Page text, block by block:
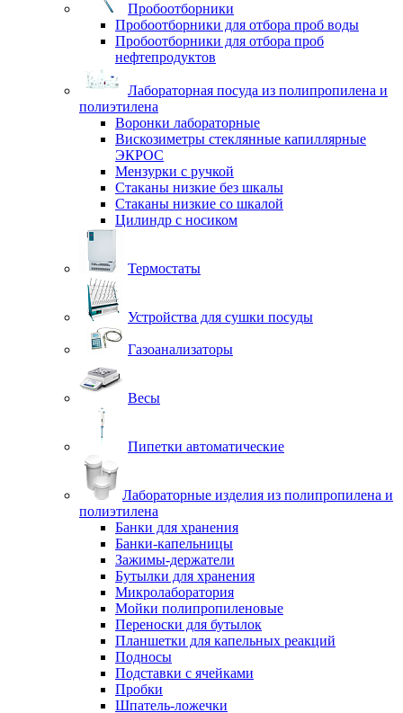
Пробоотборники
Пробоотборники для отбора проб воды
Пробоотборники для отбора проб
нефтепродуктов
Лабораторная посуда из полипропилена и
полиэтилена
Воронки лабораторные
Вискозиметры стеклянные капиллярные
ЭКРОС
Мензурки с ручкой
Стаканы низкие без шкалы
Стаканы низкие со шкалой
Цилиндр с носиком
Термостаты
Устройства для сушки посуды
Газоанализаторы
Весы
Пипетки автоматические
Лабораторные изделия из полипропилена и
полиэтилена
Банки для хранения
Банки-капельницы
Зажимы-держатели
Бутылки для хранения
Микролаборатория
Мойки полипропиленовые
Переноски для бутылок
Планшетки для капельных реакций
Подносы
Подставки с ячейками
Пробки
Шпатель-ложечки